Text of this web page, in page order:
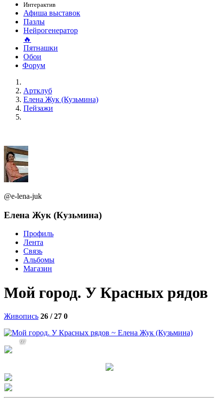
Интерактив
Афиша выставок
Пазлы
Нейрогенератор
🔥
Пятнашки
Обои
Форум
Артклуб
Елена Жук (Кузьмина)
Пейзажи
@e-lena-juk
Елена Жук (Кузьмина)
Профиль
Лента
Связь
Альбомы
Магазин
Мой город. У Красных рядов
Живопись 26 / 27 0
97